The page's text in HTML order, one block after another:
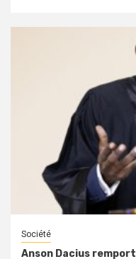
Société
Anson Dacius